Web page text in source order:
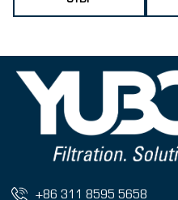
+86 311 8595 5658